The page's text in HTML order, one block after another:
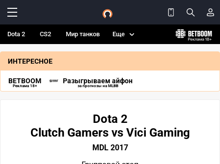
Dota 2 CS2 Мир танков Еще
ИНТЕРЕСНОЕ
BETBOOM
Реклама 18+
Разыгрываем айфон
за прогнозы на MLBB
Dota 2
Clutch Gamers vs Vici Gaming
MDL 2017